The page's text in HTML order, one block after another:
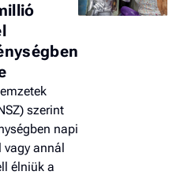
szerint
napi
annál
élniük a